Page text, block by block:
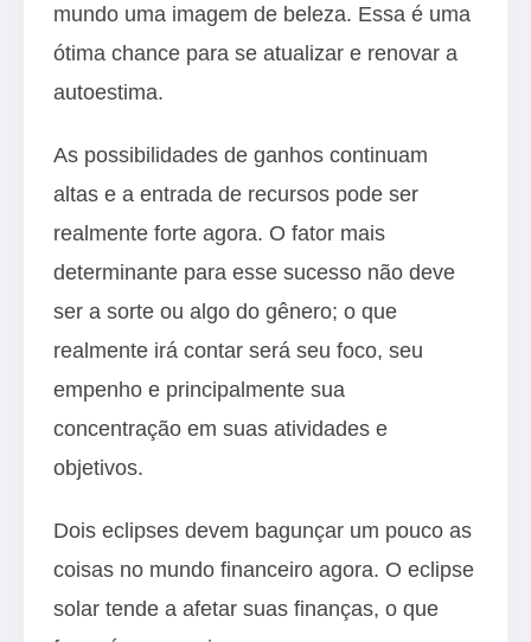
mundo uma imagem de beleza. Essa é uma
ótima chance para se atualizar e renovar a
autoestima.
As possibilidades de ganhos continuam
altas e a entrada de recursos pode ser
realmente forte agora. O fator mais
determinante para esse sucesso não deve
ser a sorte ou algo do gênero; o que
realmente irá contar será seu foco, seu
empenho e principalmente sua
concentração em suas atividades e
objetivos.
Dois eclipses devem bagunçar um pouco as
coisas no mundo financeiro agora. O eclipse
solar tende a afetar suas finanças, o que